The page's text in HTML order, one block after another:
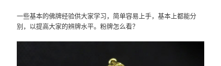
一些基本的佛牌经验供大家学习，简单容易上手，基本上都能分
别，以提高大家的辨牌水平。粉牌怎么看？